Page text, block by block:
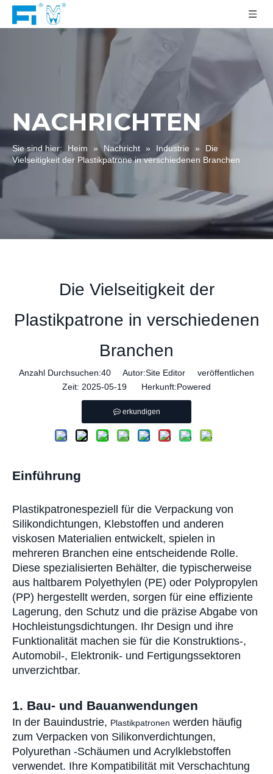
NACHRICHTEN
Sie sind hier: Heim » Nachricht » Industrie »
Die
Vielseitigkeit der Plastikpatrone in verschiedenen Branchen
Die Vielseitigkeit der
Plastikpatrone in verschiedenen
Branchen
Anzahl Durchsuchen:40 Autor:Site Editor veröffentlichen
Zeit: 2025-05-19 Herkunft:Powered
erkundigen
Einführung
Plastikpatronespeziell für die Verpackung von
Silikondichtungen, Klebstoffen und anderen
viskosen Materialien entwickelt, spielen in
mehreren Branchen eine entscheidende Rolle.
Diese spezialisierten Behälter, die typischerweise
aus haltbarem Polyethylen (PE) oder Polypropylen
(PP) hergestellt werden, sorgen für eine effiziente
Lagerung, den Schutz und die präzise Abgabe von
Hochleistungsdichtungen. Ihr Design und ihre
Funktionalität machen sie für die Konstruktions-,
Automobil-, Elektronik- und Fertigungssektoren
unverzichtbar.
1. Bau- und Bauanwendungen
In der Bauindustrie, Plastikpatronen werden häufig
zum Verpacken von Silikonverdichtungen,
Polyurethan -Schäumen und Acrylklebstoffen
verwendet. Ihre Kompatibilität mit Verschachtung